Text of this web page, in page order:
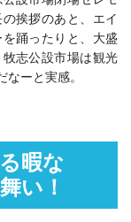
挨拶のあと、エイ
踊ったりと、大盛
志公設市場は観光
ーと実感。
暇な
い！